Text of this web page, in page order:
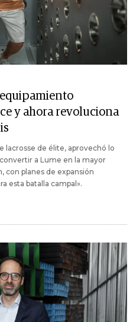
y ahora revoluciona
lacrosse de élite, aprovechó lo
a Lume en la mayor
con planes de expansión
esta batalla campal».